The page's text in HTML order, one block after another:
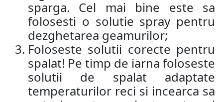
sparga. Cel mai bine este sa
folosesti o solutie spray pentru
dezghetarea geamurilor;
Foloseste solutii corecte pentru
spalat! Pe timp de iarna foloseste
solutii de spalat adaptate
temperaturilor reci si incearca sa